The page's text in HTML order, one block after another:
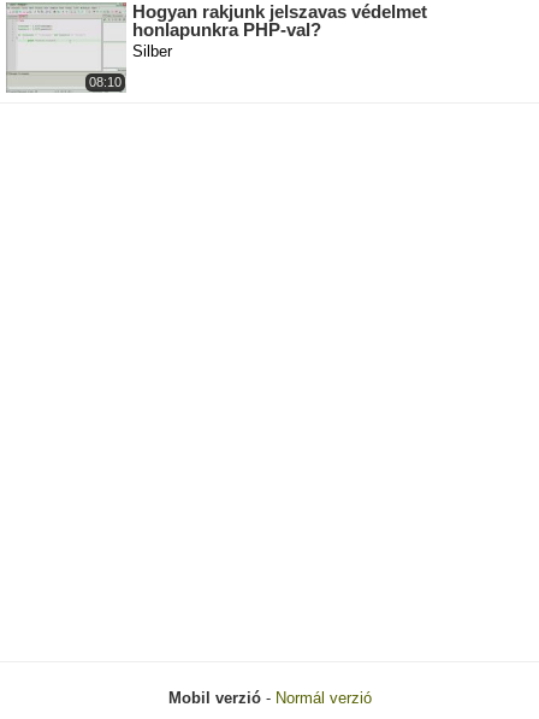
08:10
Hogyan rakjunk jelszavas védelmet
honlapunkra PHP-val?
Silber
Mobil verzió- Normál verzió